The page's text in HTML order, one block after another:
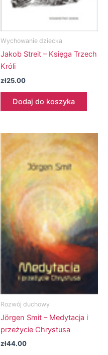
Wychowanie dziecka
Jakob Streit – Księga Trzech
Króli
zł25.00
Dodaj do koszyka
Rozwój duchowy
Jörgen Smit – Medytacja i
przeżycie Chrystusa
zł44.00